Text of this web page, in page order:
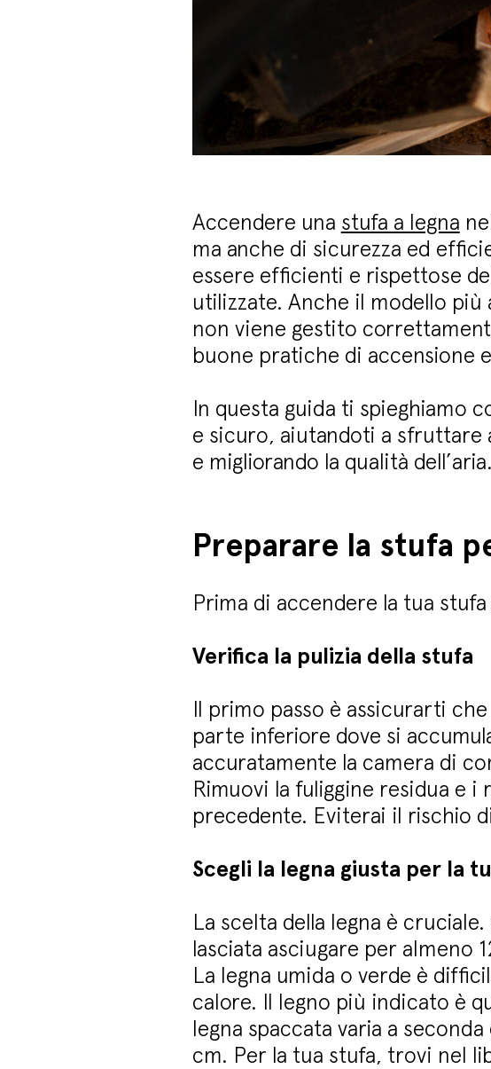
Accendere una stufa a legna
ma anche di sicurezza ed
essere efficienti e rispettose
utilizzate. Anche il modello più
non viene gestito
buone pratiche di accensione
In questa guida ti spieghiamo
e sicuro, aiutandoti a sfruttare
e migliorando la qualità dell’aria.
Preparare la stufa
Prima di accendere la tua
Verifica la pulizia della stufa
Il primo passo è assicurarti
parte inferiore dove si
accuratamente la camera di
Rimuovi la fuliggine residua e
precedente. Eviterai il rischio
Scegli la legna giusta per la
La scelta della legna è
lasciata asciugare per
La legna umida o verde è
calore. Il legno più indicato è
legna spaccata varia a
cm. Per la tua stufa, trovi nel